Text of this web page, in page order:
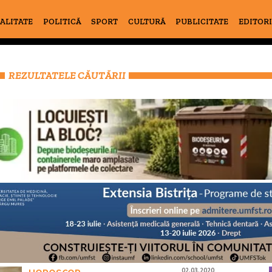
POLITICĂ SPORT CULTURĂ PUBLICITATE
REZULTATELE CĂUTĂRII
02.03.2020